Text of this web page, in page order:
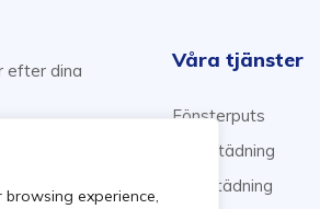
experience,
efter dina
Våra tjänster
Fönsterputs
Hemstädning
Flyttstädning